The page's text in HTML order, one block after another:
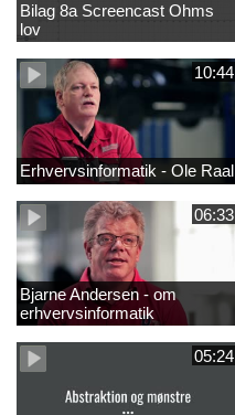
Bilag 8a Screencast Ohms
lov
10:44
Erhvervsinformatik - Ole Raal
06:33
Bjarne Andersen - om
erhvervsinformatik
05:24